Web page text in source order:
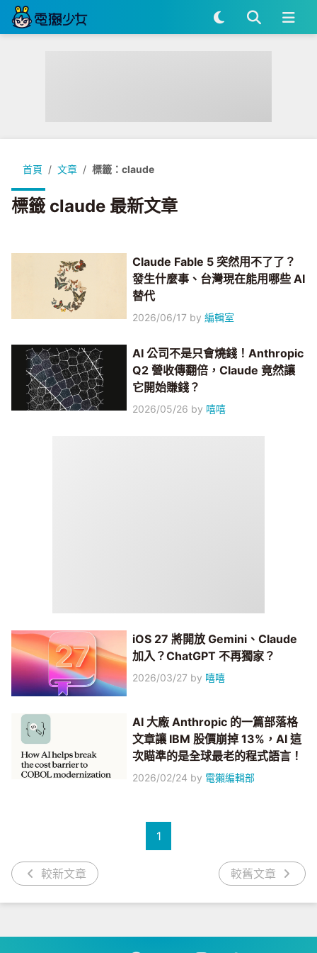
首頁 文章 標籤：claude
標籤 claude 最新文章
Claude Fable 5 突然用不了了？
發生什麼事、台灣現在能用哪些 AI
替代
2026/06/17 by編輯室
AI 公司不是只會燒錢！Anthropic
Q2 營收傳翻倍，Claude 竟然讓
它開始賺錢？
2026/05/26 by 嘻嘻
iOS 27 將開放 Gemini、Claude
加入？ChatGPT 不再獨家？
2026/03/27 by 嘻嘻
AI 大廠 Anthropic 的一篇部落格
文章讓 IBM 股價崩掉 13%，AI 這
次瞄準的是全球最老的程式語言！
2026/02/24 by 電獺編輯部
較新文章
1
較舊文章